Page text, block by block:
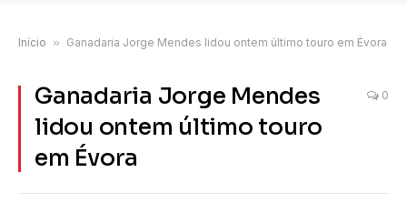
Início » Ganadaria Jorge Mendes lidou ontem último touro em Évora
Ganadaria Jorge Mendes
lidou ontem último touro
em Évora
0